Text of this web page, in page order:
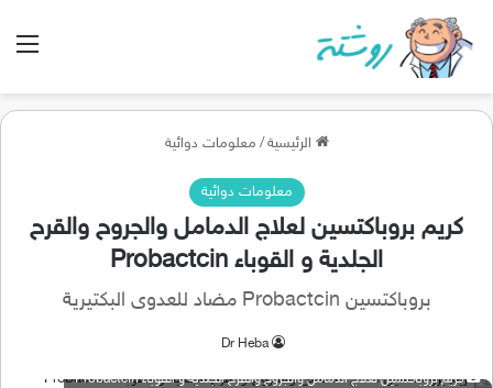
الرئيسية / معلومات دوائية
معلومات دوائية
كريم بروباكتسين لعلاج الدمامل والجروح والقرح
الجلدية و القوباء Probactcin
بروباكتسين Probactcin مضاد للعدوى البكتيرية
Dr Heba
كريم بروباكتسين لعلاج الدمامل والجروح والقرح الجلدية و القوباء Probactcin